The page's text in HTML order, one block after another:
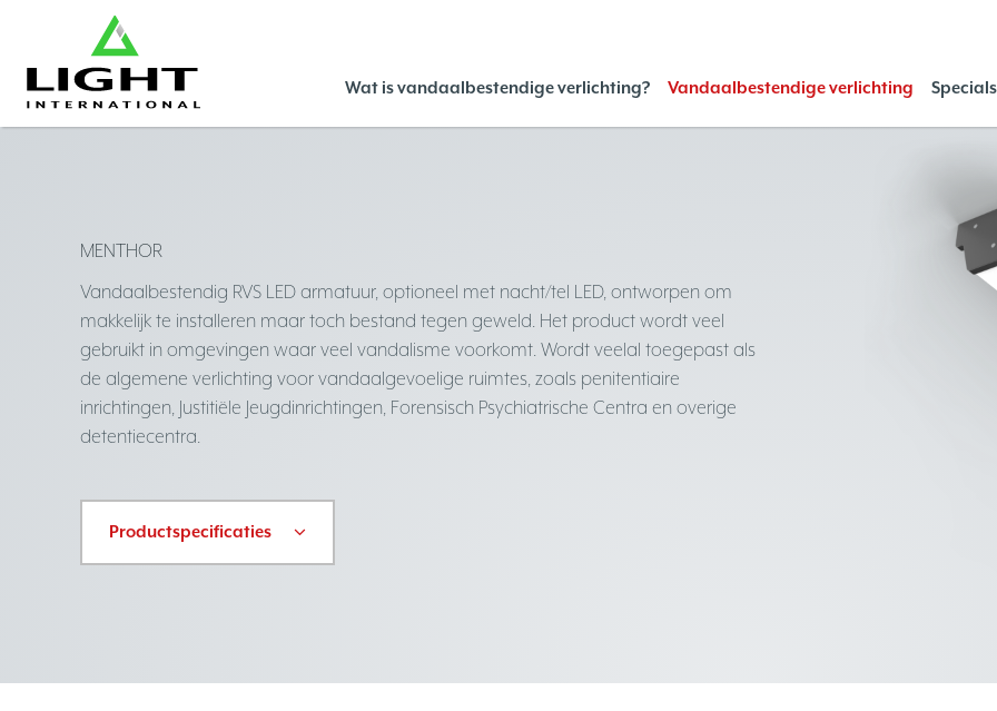
Wat is vandaalbestendige verlichting? Vandaalbestendige verlichting
MENTHOR
Vandaalbestendig RVS LED armatuur, optioneel met nacht/tel LED, ontworpen om
makkelijk te installeren maar toch bestand tegen geweld. Het product wordt veel
gebruikt in omgevingen waar veel vandalisme voorkomt. Wordt veelal toegepast als
de algemene verlichting voor vandaalgevoelige ruimtes, zoals penitentiaire
inrichtingen, Justitiële Jeugdinrichtingen, Forensisch Psychiatrische Centra en overige
detentiecentra.
Productspecificaties